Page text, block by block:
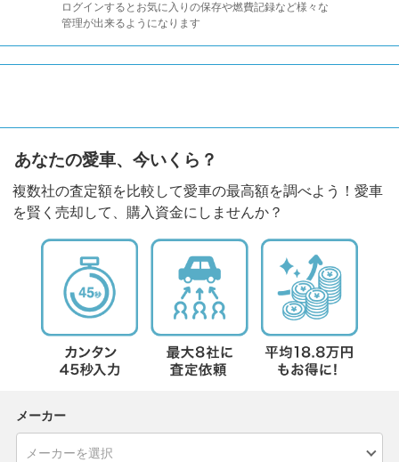
ログインするとお気に入りの保存や燃費記録など様々な
管理が出来るようになります
あなたの愛車、今いくら？
複数社の査定額を比較して愛車の最高額を調べよう！愛車
を賢く売却して、購入資金にしませんか？
メーカー